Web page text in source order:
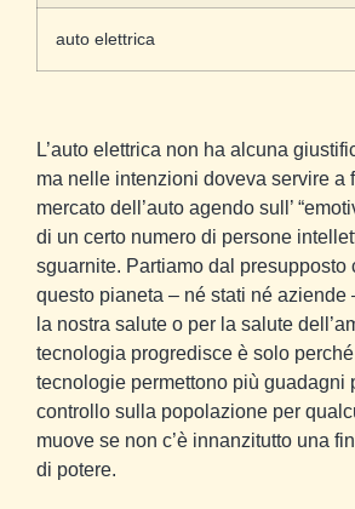
auto elettrica
L’auto elettrica non ha alcuna
ma nelle intenzioni doveva servire a
mercato dell’auto agendo sull’
di un certo numero di persone
sguarnite. Partiamo dal presupposto
questo pianeta – né stati né aziende
la nostra salute o per la salute
tecnologia progredisce è solo
tecnologie permettono più guadagni
controllo sulla popolazione per
muove se non c’è innanzitutto una
di potere.